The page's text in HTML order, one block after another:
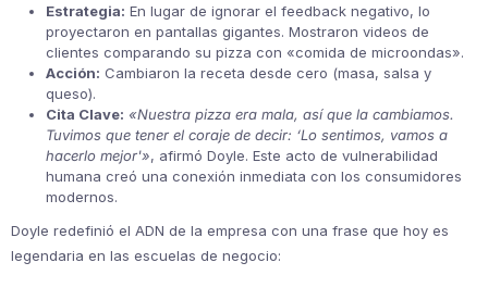
Estrategia: En lugar de ignorar el feedback negativo, lo
proyectaron en pantallas gigantes. Mostraron videos de
clientes comparando su pizza con «comida de microondas».
Acción: Cambiaron la receta desde cero (masa, salsa y
queso).
Cita Clave: «Nuestra pizza era mala, así que la cambiamos.
Tuvimos que tener el coraje de decir: ‘Lo sentimos, vamos a
hacerlo mejor'», afirmó Doyle. Este acto de vulnerabilidad
humana creó una conexión inmediata con los consumidores
modernos.
Doyle redefinió el ADN de la empresa con una frase que hoy es
legendaria en las escuelas de negocio: